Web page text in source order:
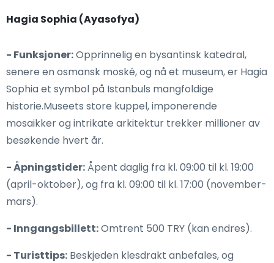
Hagia Sophia (Ayasofya)
- Funksjoner:Opprinnelig en bysantinsk katedral,
senere en osmansk moské, og nå et museum, er Hagia
Sophia et symbol på Istanbuls mangfoldige
historie.Museets store kuppel, imponerende
mosaikker og intrikate arkitektur trekker millioner av
besøkende hvert år.
- Åpningstider:Åpent daglig fra kl. 09:00 til kl. 19:00
(april-oktober), og fra kl. 09:00 til kl. 17:00 (november-
mars).
- Inngangsbillett:Omtrent 500 TRY (kan endres).
- Turisttips: Beskjeden klesdrakt anbefales, og